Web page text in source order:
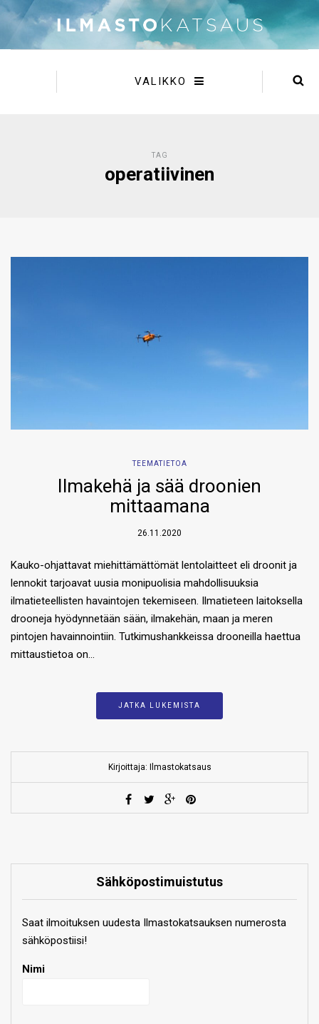
VALIKKO
TAG
operatiivinen
TEEMATIETOA
Ilmakehä ja sää droonien
mittaamana
26.11.2020
Kauko-ohjattavat miehittämättömät lentolaitteet eli droonit ja
lennokit tarjoavat uusia monipuolisia mahdollisuuksia
ilmatieteellisten havaintojen tekemiseen. Ilmatieteen laitoksella
drooneja hyödynnetään sään, ilmakehän, maan ja meren
pintojen havainnointiin. Tutkimushankkeissa drooneilla haettua
mittaustietoa on…
JATKA LUKEMISTA
Kirjoittaja: Ilmastokatsaus
Sähköpostimuistutus
Saat ilmoituksen uudesta Ilmastokatsauksen numerosta
sähköpostiisi!
Nimi